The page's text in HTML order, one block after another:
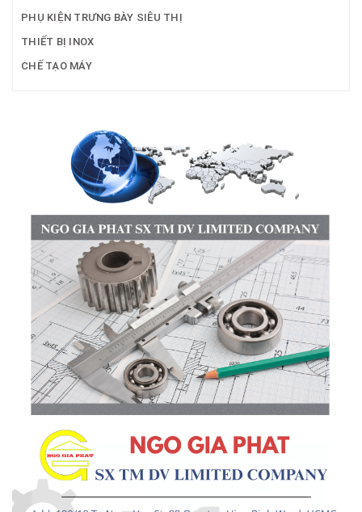
PHỤ KIỆN TRƯNG BÀY SIÊU THỊ
THIẾT BỊ INOX
CHẾ TẠO MÁY